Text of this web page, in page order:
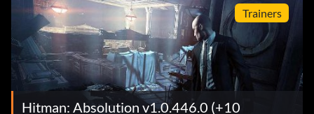
Trainers
Hitman: Absolution v1.0.446.0 (+10